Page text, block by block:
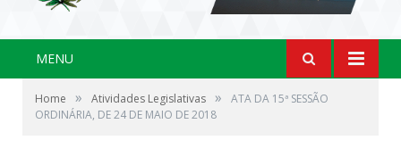
MENU
Home » Atividades Legislativas »
ATA DA 15ª SESSÃO
ORDINÁRIA, DE 24 DE MAIO DE 2018